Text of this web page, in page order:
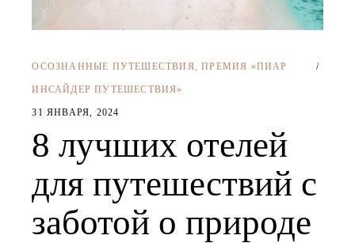
ОСОЗНАННЫЕ ПУТЕШЕСТВИЯ ,ПРЕМИЯ «ПИАР
ИНСАЙДЕР ПУТЕШЕСТВИЯ»
31 ЯНВАРЯ, 2024
8 лучших отелей
для путешествий с
заботой о природе